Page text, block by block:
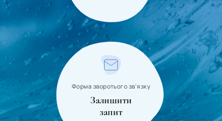
Форма зворотього зв'язку
Залишити
запит